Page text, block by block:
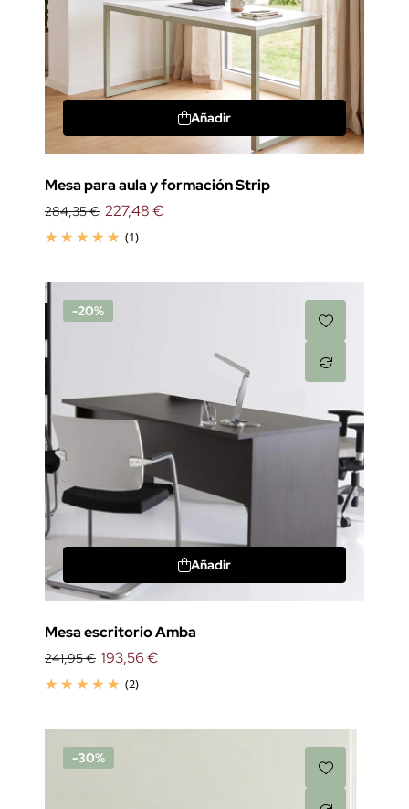
Añadir
Mesa para aula y formación Strip
284,35 €
(1)
227,48 €
-20%
Añadir
Mesa escritorio Amba
241,95 €
(2)
193,56 €
-30%